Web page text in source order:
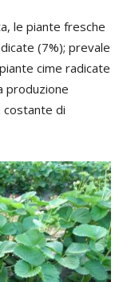
le piante fresche
(7%); prevale
cime radicate
produzione
costante di